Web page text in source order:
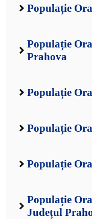
Populație
Populație
Prahova
Populație
Populație
Populație
Populație
Județul